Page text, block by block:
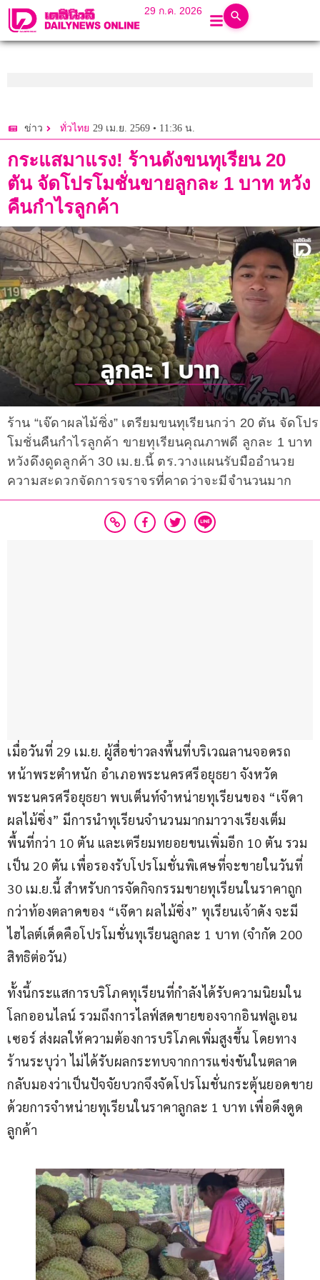
29 ก.ค. 2026
ข่าว ทั่วไทย 29 เม.ย. 2569 • 11:36 น.
กระแสมาแรง! ร้านดังขนทุเรียน 20
ตัน จัดโปรโมชั่นขายลูกละ 1 บาท หวัง
คืนกำไรลูกค้า
ร้าน “เจ๊ดาผลไม้ซิ่ง” เตรียมขนทุเรียนกว่า 20 ตัน จัดโปร
โมชั่นคืนกำไรลูกค้า ขายทุเรียนคุณภาพดี ลูกละ 1 บาท
หวังดึงดูดลูกค้า 30 เม.ย.นี้ ตร.วางแผนรับมืออำนวย
ความสะดวกจัดการจราจรที่คาดว่าจะมีจำนวนมาก
เมื่อวันที่ 29 เม.ย. ผู้สื่อข่าวลงพื้นที่บริเวณลานจอดรถ
หน้าพระตำหนัก อำเภอพระนครศรีอยุธยา จังหวัด
พระนครศรีอยุธยา พบเต็นท์จำหน่ายทุเรียนของ “เจ๊ดา
ผลไม้ซิ่ง” มีการนำทุเรียนจำนวนมากมาวางเรียงเต็ม
พื้นที่กว่า 10 ตัน และเตรียมทยอยขนเพิ่มอีก 10 ตัน รวม
เป็น 20 ตัน เพื่อรองรับโปรโมชั่นพิเศษที่จะขายในวันที่
30 เม.ย.นี้ สำหรับการจัดกิจกรรมขายทุเรียนในราคาถูก
กว่าท้องตลาดของ “เจ๊ดา ผลไม้ซิ่ง” ทุเรียนเจ้าดัง จะมี
ไฮไลต์เด็ดคือโปรโมชั่นทุเรียนลูกละ 1 บาท (จำกัด 200
สิทธิต่อวัน)
ทั้งนี้กระแสการบริโภคทุเรียนที่กำลังได้รับความนิยมใน
โลกออนไลน์ รวมถึงการไลฟ์สดขายของจากอินฟลูเอน
เซอร์ ส่งผลให้ความต้องการบริโภคเพิ่มสูงขึ้น โดยทาง
ร้านระบุว่า ไม่ได้รับผลกระทบจากการแข่งขันในตลาด
กลับมองว่าเป็นปัจจัยบวกจึงจัดโปรโมชั่นกระตุ้นยอดขาย
ด้วยการจำหน่ายทุเรียนในราคาลูกละ 1 บาท เพื่อดึงดูด
ลูกค้า